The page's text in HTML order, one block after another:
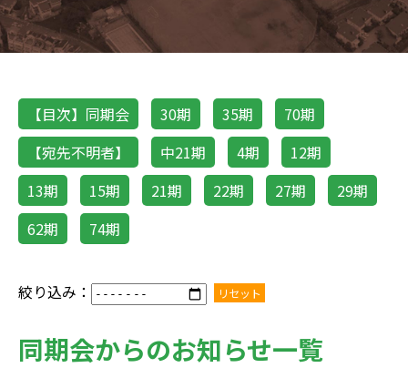
【目次】同期会 30期 35期
70期
【宛先不明者】
中21期 4期
12期
13期
15期 21期 22期 27期
29期
62期
74期
絞り込み： リセット
同期会からのお知らせ一覧